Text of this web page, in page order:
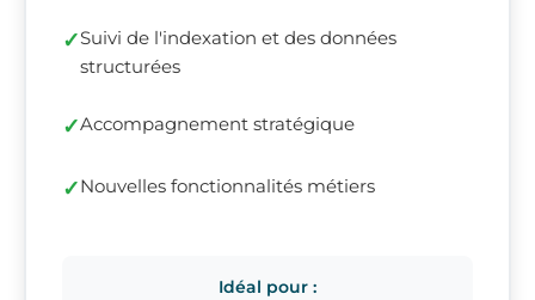
Suivi de l'indexation et des données
structurées
Accompagnement stratégique
Nouvelles fonctionnalités métiers
Idéal pour :